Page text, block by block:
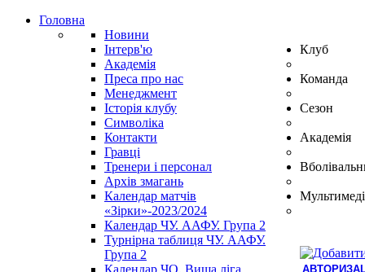
Головна
Новини
Інтерв'ю
Академія
Преса про нас
Клуб
Менеджмент
Історія клубу
Символіка
Контакти
Команда
Гравці
Тренери і персонал
Архів змагань
Сезон
Календар матчів
«Зірки»-2023/2024
Календар ЧУ. ААФУ. Група 2
Турнірна таблиця ЧУ. ААФУ.
Група 2
Календар ЧО. Вища ліга
Академія